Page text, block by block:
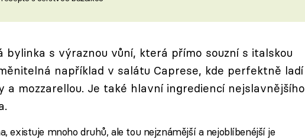
bylinka s výraznou vůní, která přímo souzní s italskou
například v salátu Caprese, kde perfektně ladí
a mozzarellou. Je také hlavní ingrediencí nejslavnějšího
existuje mnoho druhů, ale tou nejznámější a nejoblíbenéjší je